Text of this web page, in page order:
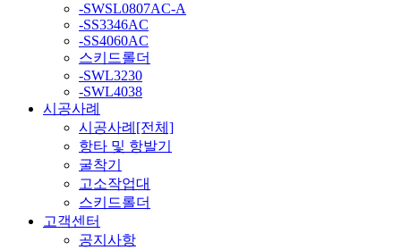
-SWSL0807AC-A
-SS3346AC
-SS4060AC
스키드롤더
-SWL3230
-SWL4038
시공사례
시공사례[전체]
항타 및 항발기
굴착기
고소작업대
스키드롤더
고객센터
공지사항